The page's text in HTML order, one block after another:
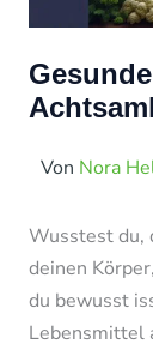
Von Nora
Wusstest du,
deinen
du bewusst
Lebensmittel